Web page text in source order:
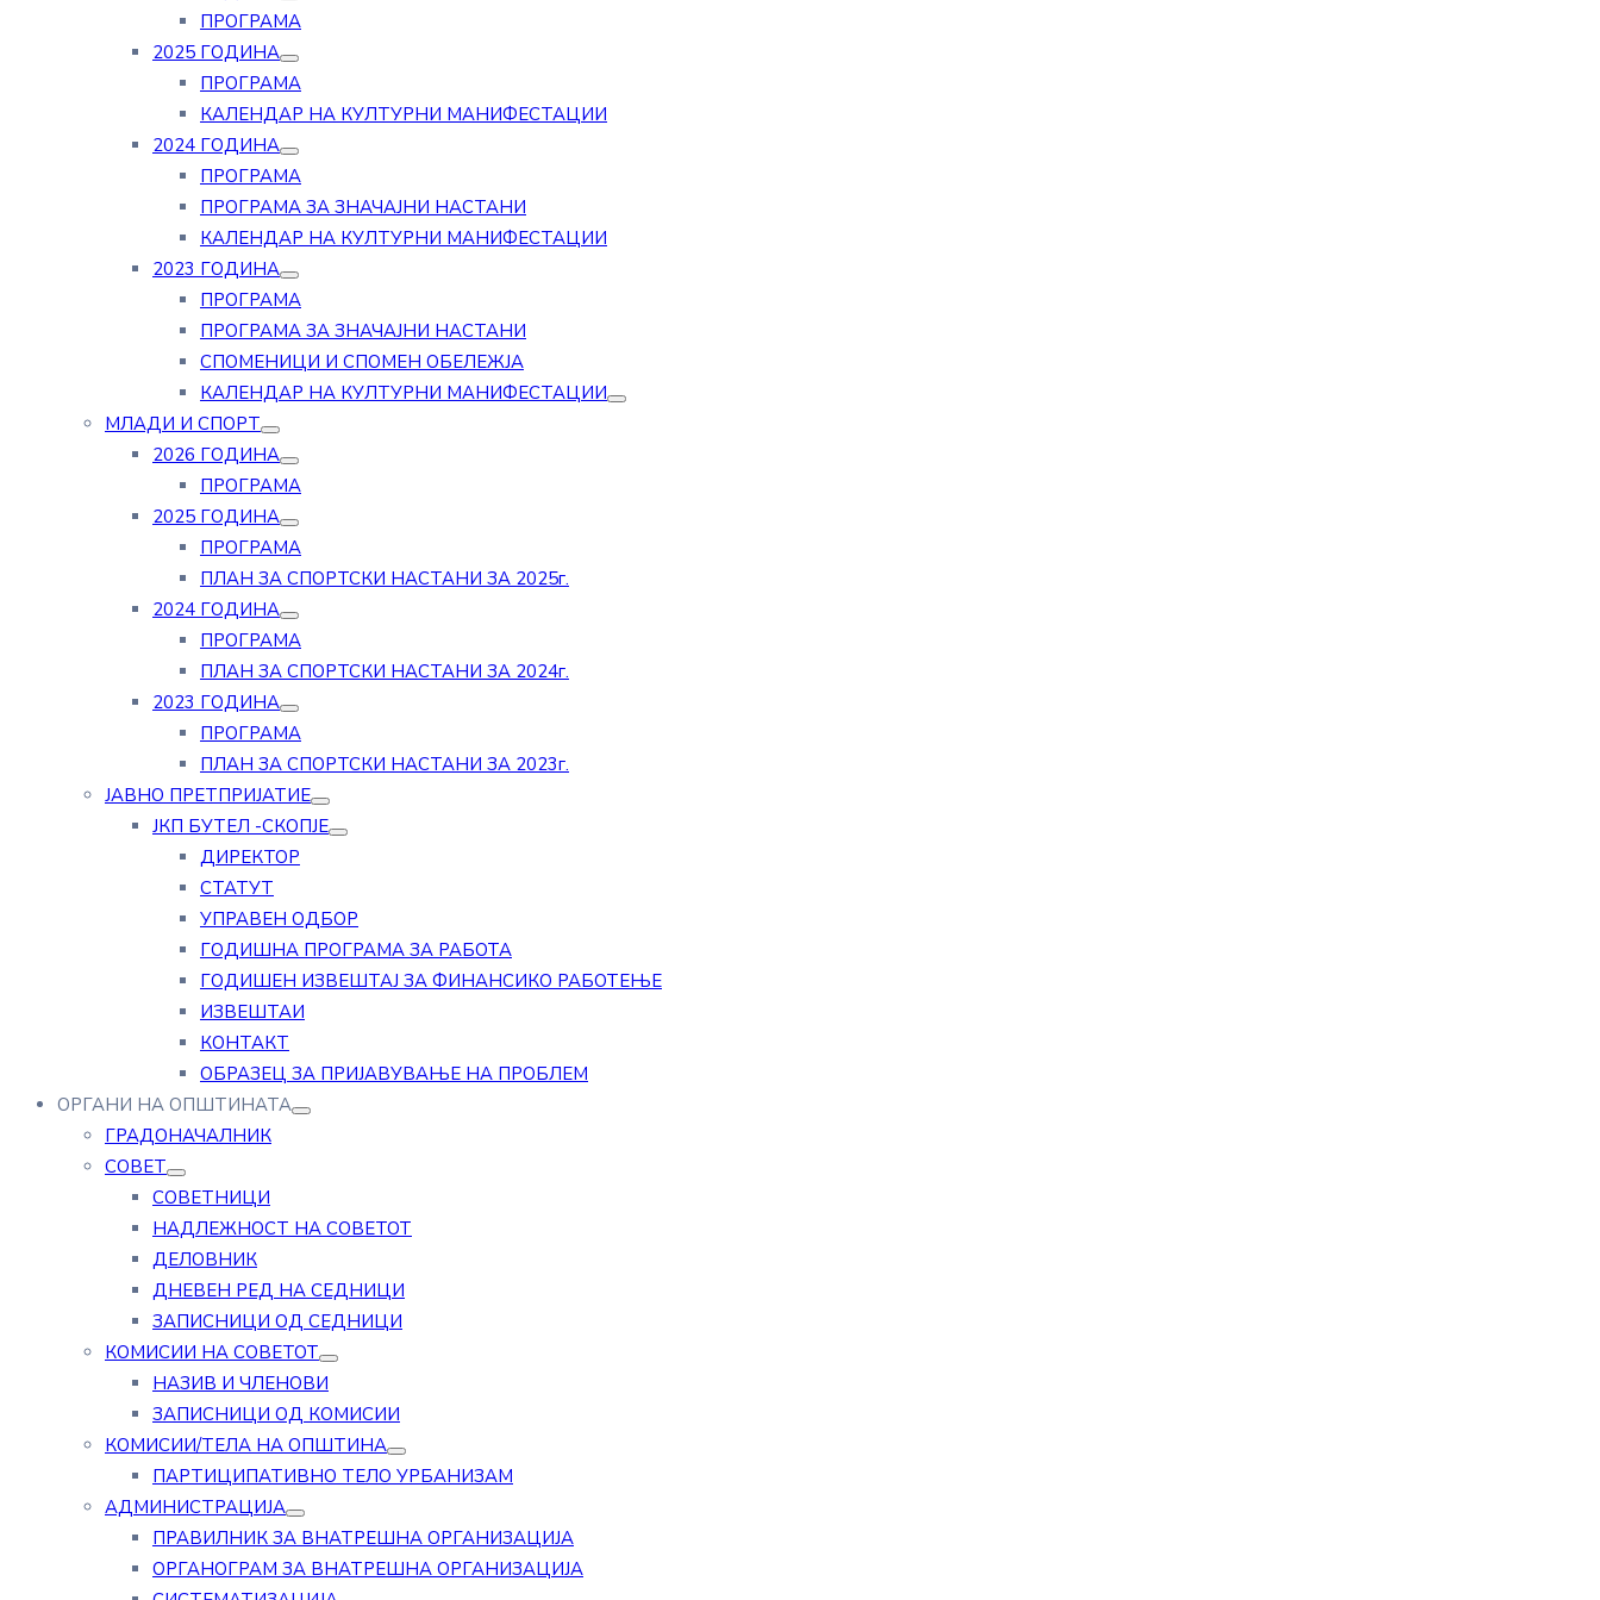
ПРОГРАМА
2025 ГОДИНА
ПРОГРАМА
КАЛЕНДАР НА КУЛТУРНИ МАНИФЕСТАЦИИ
2024 ГОДИНА
ПРОГРАМА
ПРОГРАМА ЗА ЗНАЧАЈНИ НАСТАНИ
КАЛЕНДАР НА КУЛТУРНИ МАНИФЕСТАЦИИ
2023 ГОДИНА
ПРОГРАМА
ПРОГРАМА ЗА ЗНАЧАЈНИ НАСТАНИ
СПОМЕНИЦИ И СПОМЕН ОБЕЛЕЖЈА
КАЛЕНДАР НА КУЛТУРНИ МАНИФЕСТАЦИИ
МЛАДИ И СПОРТ
2026 ГОДИНА
ПРОГРАМА
2025 ГОДИНА
ПРОГРАМА
ПЛАН ЗА СПОРТСКИ НАСТАНИ ЗА 2025г.
2024 ГОДИНА
ПРОГРАМА
ПЛАН ЗА СПОРТСКИ НАСТАНИ ЗА 2024г.
2023 ГОДИНА
ПРОГРАМА
ПЛАН ЗА СПОРТСКИ НАСТАНИ ЗА 2023г.
ЈАВНО ПРЕТПРИЈАТИЕ
ЈКП БУТЕЛ -СКОПЈЕ
ДИРЕКТОР
СТАТУТ
УПРАВЕН ОДБОР
ГОДИШНА ПРОГРАМА ЗА РАБОТА
ГОДИШЕН ИЗВЕШТАЈ ЗА ФИНАНСИКО РАБОТЕЊЕ
ИЗВЕШТАИ
КОНТАКТ
ОБРАЗЕЦ ЗА ПРИЈАВУВАЊЕ НА ПРОБЛЕМ
ОРГАНИ НА ОПШТИНАТА
ГРАДОНАЧАЛНИК
СОВЕТ
СОВЕТНИЦИ
НАДЛЕЖНОСТ НА СОВЕТОТ
ДЕЛОВНИК
ДНЕВЕН РЕД НА СЕДНИЦИ
ЗАПИСНИЦИ ОД СЕДНИЦИ
КОМИСИИ НА СОВЕТОТ
НАЗИВ И ЧЛЕНОВИ
ЗАПИСНИЦИ ОД КОМИСИИ
КОМИСИИ/ТЕЛА НА ОПШТИНА
ПАРТИЦИПАТИВНО ТЕЛО УРБАНИЗАМ
АДМИНИСТРАЦИЈА
ПРАВИЛНИК ЗА ВНАТРЕШНА ОРГАНИЗАЦИЈА
ОРГАНОГРАМ ЗА ВНАТРЕШНА ОРГАНИЗАЦИЈА